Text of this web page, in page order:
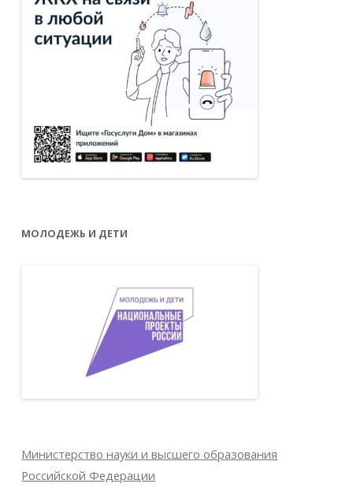
МОЛОДЕЖЬ И ДЕТИ
Министерство науки и высшего образования
Российской Федерации